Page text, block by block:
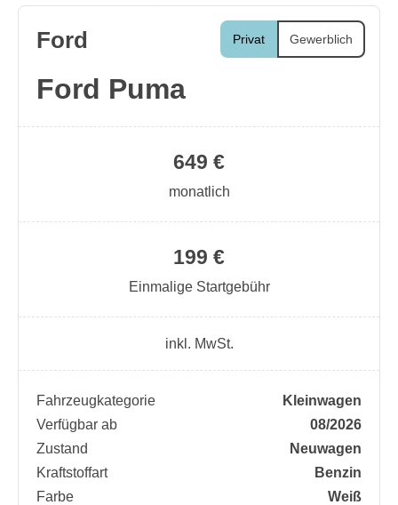
Privat Gewerblich
Ford
Ford Puma
199 €
Einmalige Startgebühr
649 €
monatlich
inkl. MwSt.
Fahrzeugkategorie
Kleinwagen
Verfügbar ab
08/2026
Zustand
Neuwagen
Kraftstoffart
Benzin
Farbe
Weiß